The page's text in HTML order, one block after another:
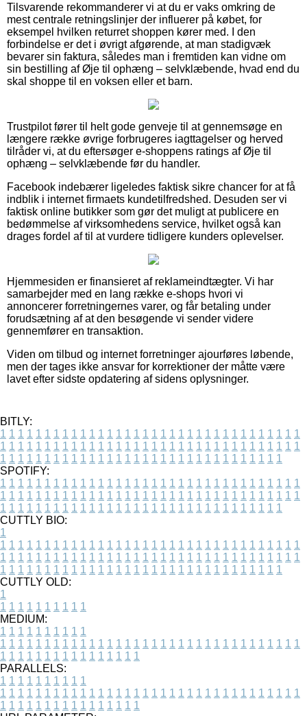
Tilsvarende rekommanderer vi at du er vaks omkring de
mest centrale retningslinjer der influerer på købet, for
eksempel hvilken returret shoppen kører med. I den
forbindelse er det i øvrigt afgørende, at man stadigvæk
bevarer sin faktura, således man i fremtiden kan vidne om
sin bestilling af Øje til ophæng – selvklæbende, hvad end du
skal shoppe til en voksen eller et barn.
Trustpilot fører til helt gode genveje til at gennemsøge en
længere række øvrige forbrugeres iagttagelser og herved
tilråder vi, at du eftersøger e-shoppens ratings af Øje til
ophæng – selvklæbende før du handler.
Facebook indebærer ligeledes faktisk sikre chancer for at få
indblik i internet firmaets kundetilfredshed. Desuden ser vi
faktisk online butikker som gør det muligt at publicere en
bedømmelse af virksomhedens service, hvilket også kan
drages fordel af til at vurdere tidligere kunders oplevelser.
Hjemmesiden er finansieret af reklameindtægter. Vi har
samarbejder med en lang række e-shops hvori vi
annoncerer forretningernes varer, og får betaling under
forudsætning af at den besøgende vi sender videre
gennemfører en transaktion.
Viden om tilbud og internet forretninger ajourføres løbende,
men der tages ikke ansvar for korrektioner der måtte være
lavet efter sidste opdatering af sidens oplysninger.
BITLY:
1 1 1 1 1 1 1 1 1 1 1 1 1 1 1 1 1 1 1 1 1 1 1 1 1 1 1 1 1 1 1 1 1 1
1 1 1 1 1 1 1 1 1 1 1 1 1 1 1 1 1 1 1 1 1 1 1 1 1 1 1 1 1 1 1 1 1 1
1 1 1 1 1 1 1 1 1 1 1 1 1 1 1 1 1 1 1 1 1 1 1 1 1 1 1 1 1 1 1 1
SPOTIFY:
1 1 1 1 1 1 1 1 1 1 1 1 1 1 1 1 1 1 1 1 1 1 1 1 1 1 1 1 1 1 1 1 1 1
1 1 1 1 1 1 1 1 1 1 1 1 1 1 1 1 1 1 1 1 1 1 1 1 1 1 1 1 1 1 1 1 1 1
1 1 1 1 1 1 1 1 1 1 1 1 1 1 1 1 1 1 1 1 1 1 1 1 1 1 1 1 1 1 1 1
CUTTLY BIO:
1
1 1 1 1 1 1 1 1 1 1 1 1 1 1 1 1 1 1 1 1 1 1 1 1 1 1 1 1 1 1 1 1 1 1
1 1 1 1 1 1 1 1 1 1 1 1 1 1 1 1 1 1 1 1 1 1 1 1 1 1 1 1 1 1 1 1 1 1
1 1 1 1 1 1 1 1 1 1 1 1 1 1 1 1 1 1 1 1 1 1 1 1 1 1 1 1 1 1 1 1
CUTTLY OLD:
1
1 1 1 1 1 1 1 1 1 1
MEDIUM:
1 1 1 1 1 1 1 1 1 1
1 1 1 1 1 1 1 1 1 1 1 1 1 1 1 1 1 1 1 1 1 1 1 1 1 1 1 1 1 1 1 1 1 1
1 1 1 1 1 1 1 1 1 1 1 1 1 1 1 1
PARALLELS:
1 1 1 1 1 1 1 1 1 1
1 1 1 1 1 1 1 1 1 1 1 1 1 1 1 1 1 1 1 1 1 1 1 1 1 1 1 1 1 1 1 1 1 1
1 1 1 1 1 1 1 1 1 1 1 1 1 1 1 1